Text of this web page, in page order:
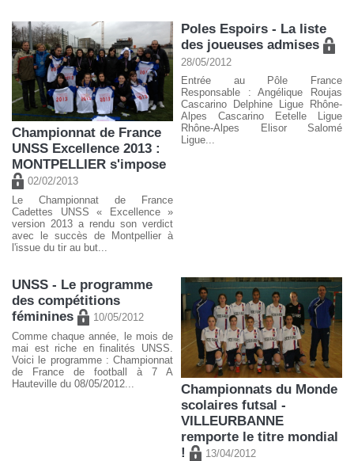
Championnat de France
UNSS Excellence 2013 :
MONTPELLIER s'impose
02/02/2013
Le Championnat de France
Cadettes UNSS « Excellence »
version 2013 a rendu son verdict
avec le succès de Montpellier à
l'issue du tir au but...
Poles Espoirs - La liste
des joueuses admises
28/05/2012
Entrée au Pôle France
Responsable : Angélique Roujas
Cascarino Delphine Ligue Rhône-
Alpes Cascarino Eetelle Ligue
Rhône-Alpes Elisor Salomé
Ligue...
UNSS - Le programme
des compétitions
féminines
10/05/2012
Comme chaque année, le mois de
mai est riche en finalités UNSS.
Voici le programme : Championnat
de France de football à 7 A
Hauteville du 08/05/2012...
Championnats du Monde
scolaires futsal -
VILLEURBANNE
remporte le titre mondial
!
13/04/2012